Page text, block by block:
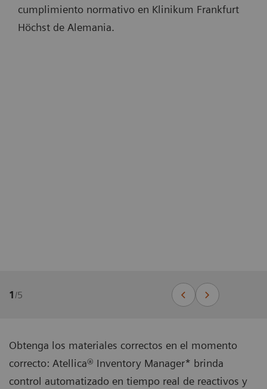
cumplimiento normativo en Klinikum Frankfurt
Höchst de Alemania.
1 /5
Obtenga los materiales correctos en el momento
correcto: Atellica® Inventory Manager* brinda
control automatizado en tiempo real de reactivos y